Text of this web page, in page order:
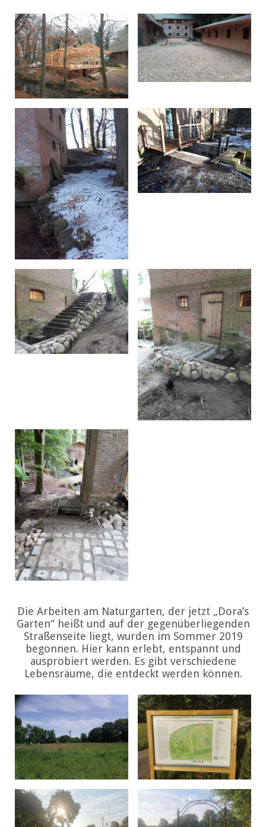
Die Arbeiten am Naturgarten, der jetzt „Dora’s
Garten“ heißt und auf der gegenüberliegenden
Straßenseite liegt, wurden im Sommer 2019
begonnen. Hier kann erlebt, entspannt und
ausprobiert werden. Es gibt verschiedene
Lebensräume, die entdeckt werden können.